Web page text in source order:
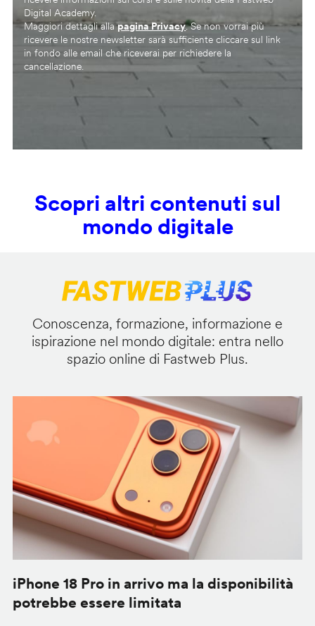
Digital Academy.
Maggiori dettagli allapagina Privacy. Se non vorrai più
ricevere le nostre newsletter sarà sufficiente cliccare sul link
in fondo alle email che riceverai per richiedere la
cancellazione.
Scopri altri contenuti sul
mondo digitale
Conoscenza, formazione, informazione e
ispirazione nel mondo digitale: entra nello
spazio online di Fastweb Plus.
iPhone 18 Pro in arrivo ma la disponibilità
potrebbe essere limitata